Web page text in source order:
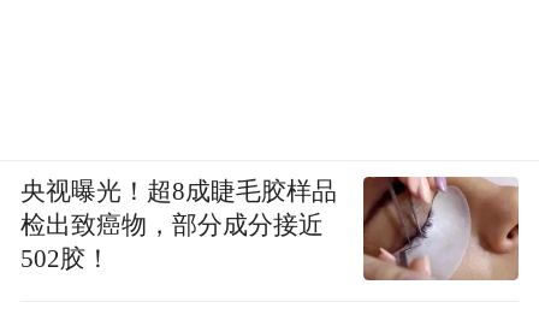
央视曝光！超8成睫毛胶样品
检出致癌物，部分成分接近
502胶！